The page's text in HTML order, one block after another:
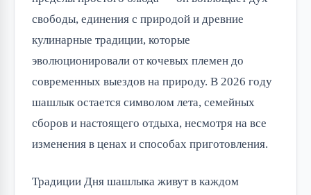
свободы, единения с природой и древние
кулинарные традиции, которые
эволюционировали от кочевых племен до
современных выездов на природу. В 2026 году
шашлык остается символом лета, семейных
сборов и настоящего отдыха, несмотря на все
изменения в ценах и способах приготовления.
Традиции Дня шашлыка живут в каждом